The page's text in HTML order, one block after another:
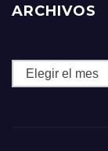
ARCHIVOS
Archivos